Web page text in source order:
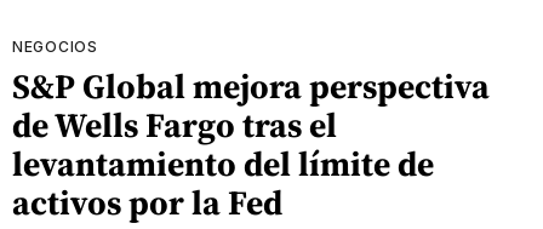
NEGOCIOS
S&P Global mejora perspectiva
de Wells Fargo tras el
levantamiento del límite de
activos por la Fed